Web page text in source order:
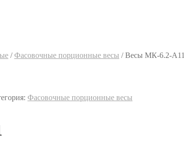
/Фасовочные порционные весы /Весы МК-6.2-А11
Фасовочные порционные весы